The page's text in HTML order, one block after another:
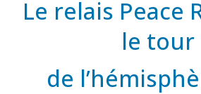
Le relais Peace
le tour
de